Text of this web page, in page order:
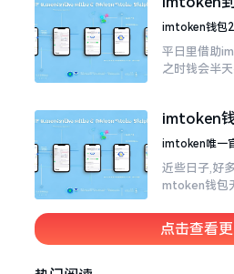
清楚了
这几点比
imtoken钱包
平日里借助
之时钱会半
这个东西呢
imtoken
词？手把
imtoken唯一
近些日子,好
mtoken钱包
蚂蚁一般。实
点击查看